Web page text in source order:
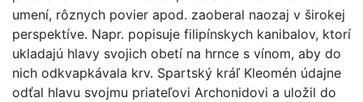
umení, rôznych povier apod. zaoberal naozaj v širokej
perspektíve. Napr. popisuje filipínskych kanibalov, ktorí
ukladajú hlavy svojich obetí na hrnce s vínom, aby do
nich odkvapkávala krv. Spartský kráľ Kleomén údajne
odťal hlavu svojmu priateľovi Archonidovi a uložil do